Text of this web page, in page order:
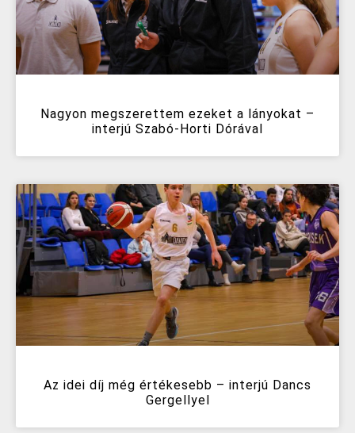
Nagyon megszerettem ezeket a lányokat –
interjú Szabó-Horti Dórával
Az idei díj még értékesebb – interjú Dancs
Gergellyel